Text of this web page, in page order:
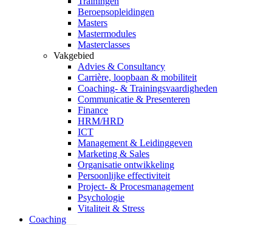
Beroepsopleidingen
Masters
Mastermodules
Masterclasses
Vakgebied
Advies & Consultancy
Carrière, loopbaan & mobiliteit
Coaching- & Trainingsvaardigheden
Communicatie & Presenteren
Finance
HRM/HRD
ICT
Management & Leidinggeven
Marketing & Sales
Organisatie ontwikkeling
Persoonlijke effectiviteit
Project- & Procesmanagement
Psychologie
Vitaliteit & Stress
Coaching